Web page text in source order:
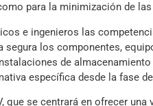
para la minimización de
e ingenieros las
segura los componentes,
de almacenamiento
específica desde la fase
que se centrará en ofrecer una